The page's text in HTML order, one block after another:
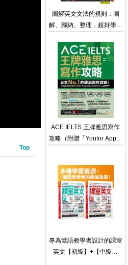
Top
圖解英文文法的規則：圖
解、歸納、整理，超好學的
＋「Youtor App」內含虛擬
點讀筆＋線上測驗）
ACE IELTS 王牌雅思寫作
攻略（附贈「Youtor App」
專為雙語教學者設計的課室
英文【初級】+【中級】